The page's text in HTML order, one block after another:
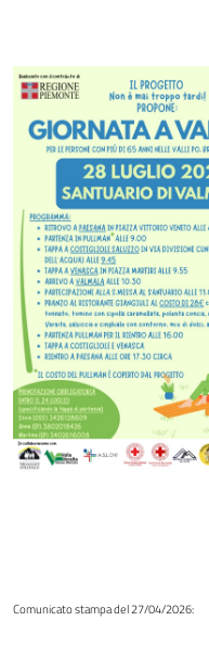
Comunicato stampa del 27/04/2026: